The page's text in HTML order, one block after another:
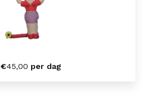
€45,00 per dag